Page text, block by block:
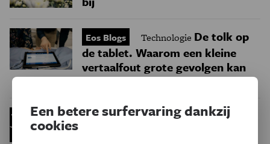
Eos Blogs Technologie De tolk op
de tablet. Waarom een kleine
vertaalfout grote gevolgen kan
hebben
Technologie Deze nieuwe drone
Een betere surfervaring dankzij
cookies